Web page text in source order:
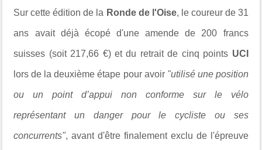
Sur cette édition de la Ronde de l'Oise, le coureur de 31
ans avait déjà écopé d'une amende de 200 francs
suisses (soit 217,66 €) et du retrait de cinq points UCI
lors de la deuxième étape pour avoir "utilisé une position
ou un point d’appui non conforme sur le vélo
représentant un danger pour le cycliste ou ses
concurrents", avant d'être finalement exclu de l'épreuve